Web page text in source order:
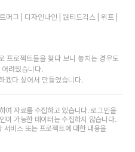
머그 | 디자인나인 | 원티드긱스 | 위프 |
프로젝트들을 찾다 보니 놓치는 경우도
려웠습니다.
겠다 싶어서 만들었습니다.
여 자료를 수집하고 있습니다. 로그인을
이 가능한 데이터는 수집하지 않습니다.
서비스 또는 프로젝트에 대한 내용을